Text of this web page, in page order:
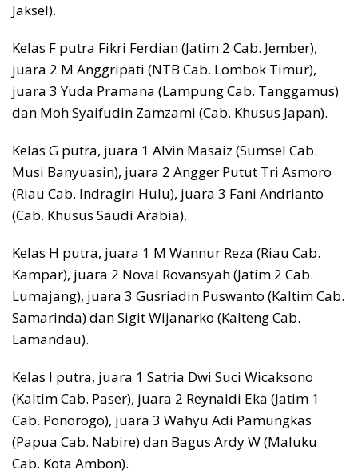
Jaksel).
Kelas F putra Fikri Ferdian (Jatim 2 Cab. Jember),
juara 2 M Anggripati (NTB Cab. Lombok Timur),
juara 3 Yuda Pramana (Lampung Cab. Tanggamus)
dan Moh Syaifudin Zamzami (Cab. Khusus Japan).
Kelas G putra, juara 1 Alvin Masaiz (Sumsel Cab.
Musi Banyuasin), juara 2 Angger Putut Tri Asmoro
(Riau Cab. Indragiri Hulu), juara 3 Fani Andrianto
(Cab. Khusus Saudi Arabia).
Kelas H putra, juara 1 M Wannur Reza (Riau Cab.
Kampar), juara 2 Noval Rovansyah (Jatim 2 Cab.
Lumajang), juara 3 Gusriadin Puswanto (Kaltim Cab.
Samarinda) dan Sigit Wijanarko (Kalteng Cab.
Lamandau).
Kelas I putra, juara 1 Satria Dwi Suci Wicaksono
(Kaltim Cab. Paser), juara 2 Reynaldi Eka (Jatim 1
Cab. Ponorogo), juara 3 Wahyu Adi Pamungkas
(Papua Cab. Nabire) dan Bagus Ardy W (Maluku
Cab. Kota Ambon).